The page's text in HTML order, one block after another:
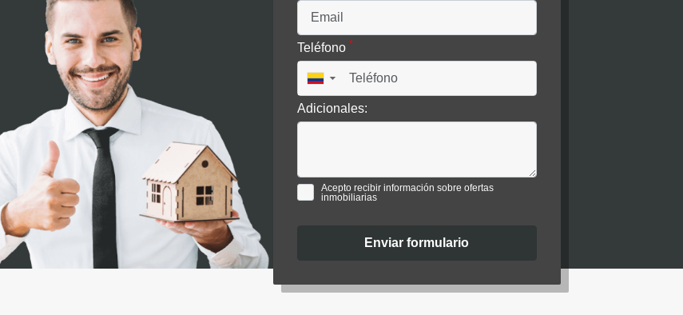
Teléfono *
▼
Adicionales:
Acepto recibir información sobre ofertas
inmobiliarias
Enviar formulario